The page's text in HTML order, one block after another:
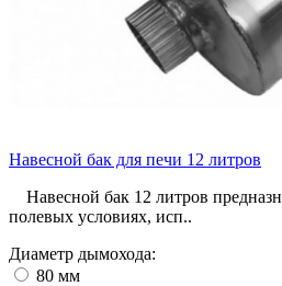
Навесной бак для печи 12 литров
Навесной бак 12 литров
полевых условиях, исп..
Диаметр дымохода:
80 мм